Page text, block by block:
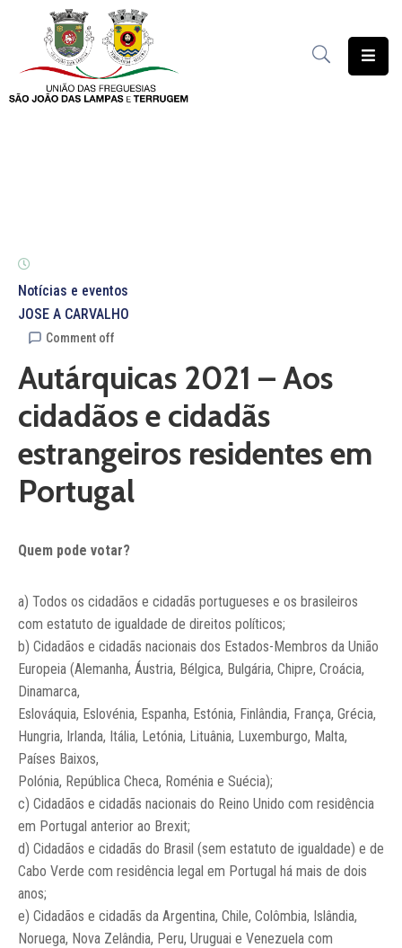
União
das
Património
Documentação
Serviços
Notícias
Contactos
Notícias e eventos
JOSE A CARVALHO
Comment off
Autárquicas 2021 – Aos
cidadãos e cidadãs
estrangeiros residentes em
Portugal
Quem pode votar?
a) Todos os cidadãos e cidadãs portugueses e os brasileiros
com estatuto de igualdade de direitos políticos;
b) Cidadãos e cidadãs nacionais dos Estados-Membros da União
Europeia (Alemanha, Áustria, Bélgica, Bulgária, Chipre, Croácia,
Dinamarca,
Eslováquia, Eslovénia, Espanha, Estónia, Finlândia, França, Grécia,
Hungria, Irlanda, Itália, Letónia, Lituânia, Luxemburgo, Malta,
Países Baixos,
Polónia, República Checa, Roménia e Suécia);
c) Cidadãos e cidadãs nacionais do Reino Unido com residência
em Portugal anterior ao Brexit;
d) Cidadãos e cidadãs do Brasil (sem estatuto de igualdade) e de
Cabo Verde com residência legal em Portugal há mais de dois
anos;
e) Cidadãos e cidadãs da Argentina, Chile, Colômbia, Islândia,
Noruega, Nova Zelândia, Peru, Uruguai e Venezuela com